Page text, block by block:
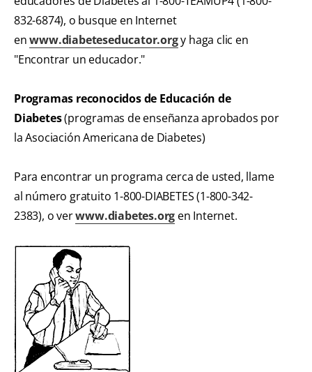
832-6874), o busque en Internet
enwww.diabeteseducator.orgy haga clic en
"Encontrar un educador."
Programas reconocidos de Educación de
Diabetes(programas de enseñanza aprobados por
la Asociación Americana de Diabetes)
Para encontrar un programa cerca de usted, llame
al número gratuito 1-800-DIABETES (1-800-342-
2383), o verwww.diabetes.org en Internet.